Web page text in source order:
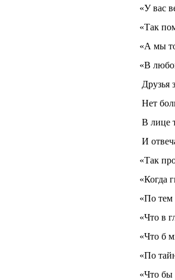
«У вас
«Так
«А мы
«В
Друзья
Нет
В лице
И
«Так
«Когда
«По тем
«Что в
«Что б
«По
«Что бы